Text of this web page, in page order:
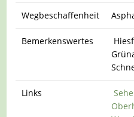
Wegbeschaffenheit
Bemerkenswertes
Links